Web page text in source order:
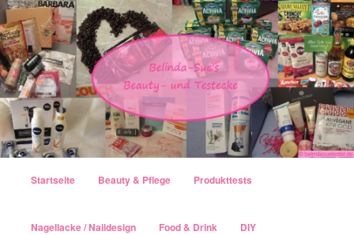
Zum Inhalt wechseln
Zum sekundären Inhalt wechseln
Startseite Beauty & Pflege Produkttests
Nagellacke / Naildesign Food & Drink DIY